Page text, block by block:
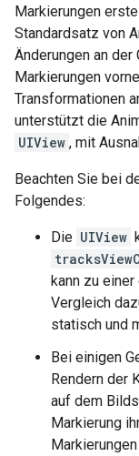
Markierungen
Standardsatz von
Änderungen an der
Markierungen
Transformationen
unterstützt die
UIView , mit
Beachten Sie bei
Folgendes:
Die UIView
kann zu
Vergleich
statisch und
Bei einigen
Rendern der
auf dem
Markierung